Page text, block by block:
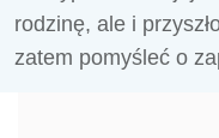
rodzinę, ale i
zatem pomyśleć o